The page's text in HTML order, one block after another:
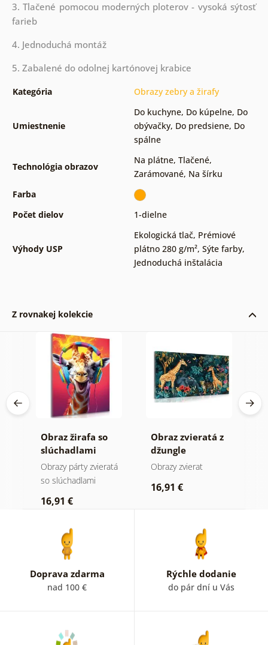
3. Tlačené pomocou moderných ploterov - vysoká sýtosť
farieb
4. Jednoduchá montáž
5. Zabalené do odolnej kartónovej krabice
Kategória Obrazy zebry a žirafy
Umiestnenie
Do kuchyne, Do kúpelne, Do
obývačky, Do predsiene, Do
spálne
Technológia obrazov
Na plátne, Tlačené,
Zarámované, Na šírku
Farba
Počet dielov
1-dielne
Výhody USP
Ekologická tlač, Prémiové
plátno 280 g/m², Sýte farby,
Jednoduchá inštalácia
Z rovnakej kolekcie
Obraz žirafa so
slúchadlami
Obrazy párty zvieratá
so slúchadlami
16,91 €
Obraz zvieratá z
džungle
Obrazy zvierat
16,91 €
Doprava zdarma
nad 100 €
Rýchle dodanie
do pár dní u Vás